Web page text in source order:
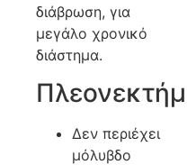
διάβρωση, για
μεγάλο χρονικό
διάστημα.
Δεν περιέχει
μόλυβδο